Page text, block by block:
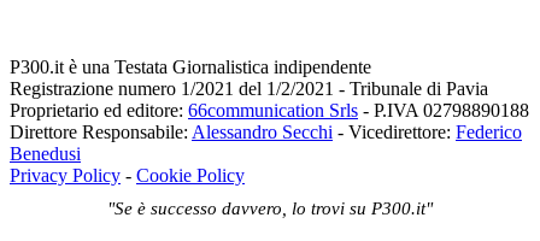
P300.it è una Testata Giornalistica indipendente
Registrazione numero 1/2021 del 1/2/2021 - Tribunale di Pavia
Proprietario ed editore: 66communication Srls - P.IVA 02798890188
Direttore Responsabile: Alessandro Secchi - Vicedirettore: Federico
Benedusi
Privacy Policy - Cookie Policy
"Se è successo davvero, lo trovi su P300.it"